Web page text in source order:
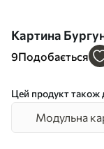
Картина
жовтими
9Подобається
Цей продукт також
Модульна